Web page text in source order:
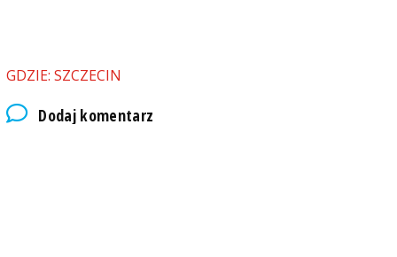
GDZIE: SZCZECIN
Dodaj komentarz